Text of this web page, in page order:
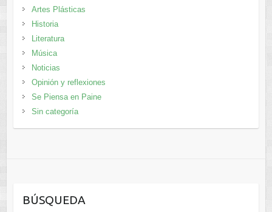
Artes Plásticas
Historia
Literatura
Música
Noticias
Opinión y reflexiones
Se Piensa en Paine
Sin categoría
BÚSQUEDA